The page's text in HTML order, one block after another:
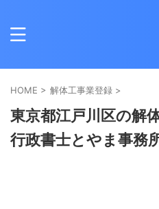
HOME > 解体工事業登録 >
東京都江戸川区の解
行政書士とやま事務